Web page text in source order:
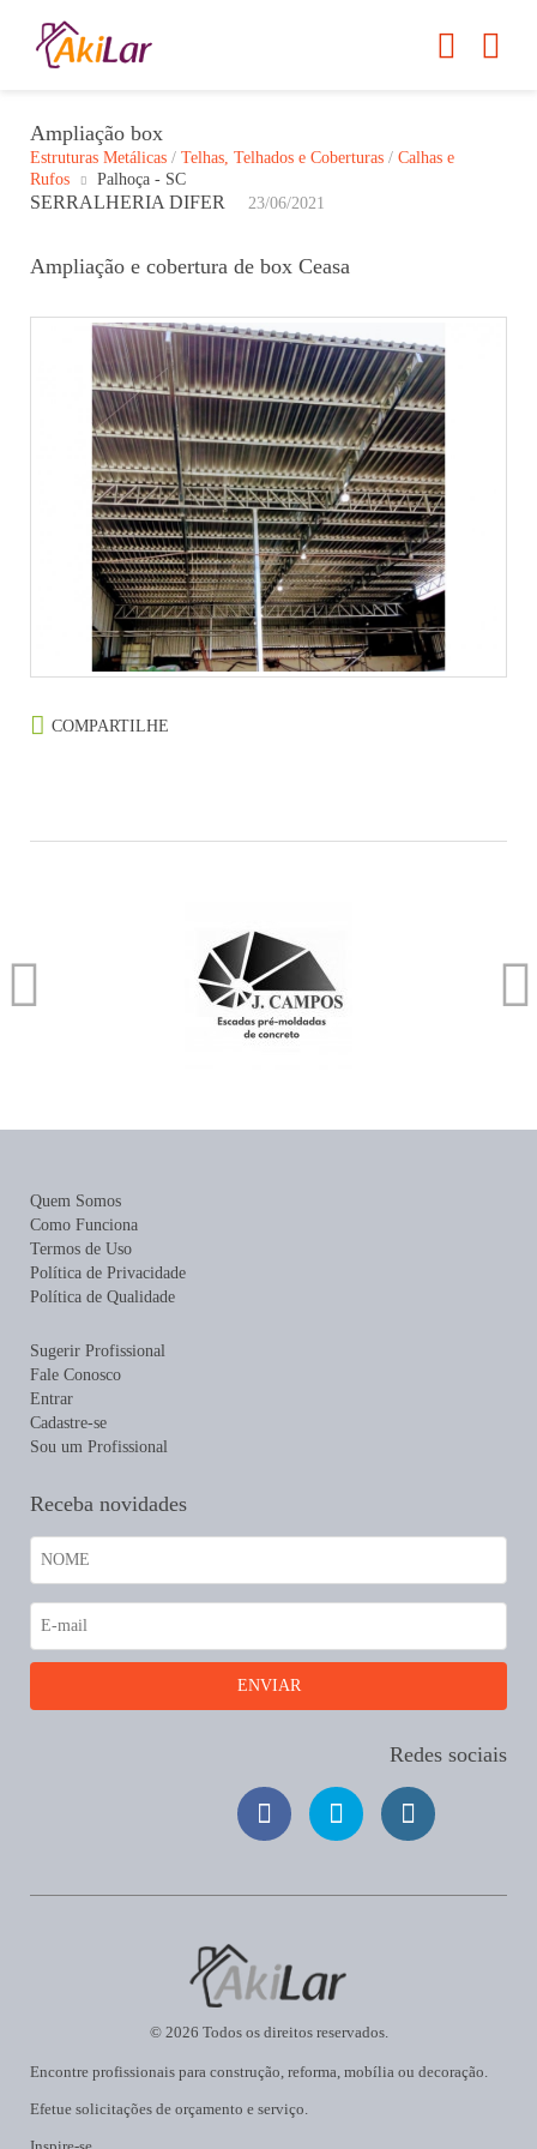
Ampliação box
Estruturas Metálicas / Telhas, Telhados e Coberturas / Calhas e
Rufos
Palhoça - SC
SERRALHERIA DIFER 23/06/2021
Ampliação e cobertura de box Ceasa
COMPARTILHE
Quem Somos
Como Funciona
Termos de Uso
Política de Privacidade
Política de Qualidade
Sugerir Profissional
Fale Conosco
Entrar
Cadastre-se
Sou um Profissional
Receba novidades
Redes sociais
Encontre profissionais para construção, reforma, mobília ou decoração.
Efetue solicitações de orçamento e serviço.
© 2026 Todos os direitos reservados.